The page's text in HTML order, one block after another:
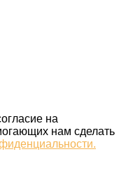
на
нам сделать